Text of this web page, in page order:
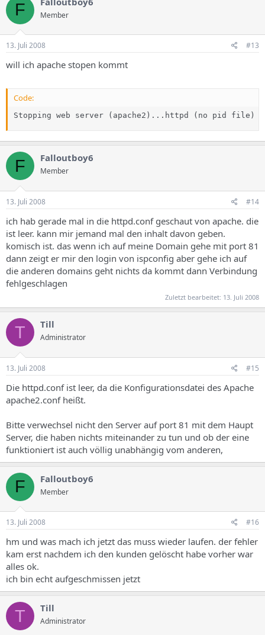
F Member
13. Juli 2008 #13
will ich apache stopen kommt
Code:
Stopping web server (apache2)...httpd (no pid file)
F Falloutboy6
Member
13. Juli 2008 #14
ich hab gerade mal in die httpd.conf geschaut von apache. die
ist leer. kann mir jemand mal den inhalt davon geben.
komisch ist. das wenn ich auf meine Domain gehe mit port 81
dann zeigt er mir den login von ispconfig aber gehe ich auf
die anderen domains geht nichts da kommt dann Verbindung
fehlgeschlagen
Zuletzt bearbeitet: 13. Juli 2008
T Till
Administrator
13. Juli 2008 #15
Die httpd.conf ist leer, da die Konfigurationsdatei des Apache
apache2.conf heißt.
Bitte verwechsel nicht den Server auf port 81 mit dem Haupt
Server, die haben nichts miteinander zu tun und ob der eine
funktioniert ist auch völlig unabhängig vom anderen,
F Falloutboy6
Member
13. Juli 2008 #16
hm und was mach ich jetzt das muss wieder laufen. der fehler
kam erst nachdem ich den kunden gelöscht habe vorher war
alles ok.
ich bin echt aufgeschmissen jetzt
T Till
Administrator